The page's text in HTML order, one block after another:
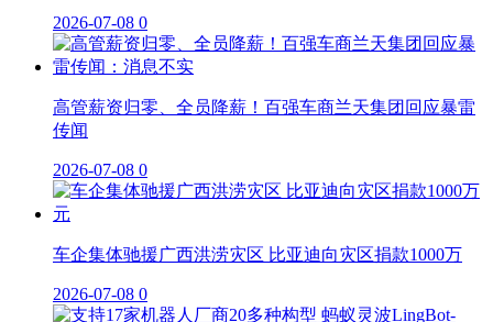
2026-07-08 0
高管薪资归零、全员降薪！百强车商兰天集团回应暴雷
传闻
2026-07-08 0
车企集体驰援广西洪涝灾区 比亚迪向灾区捐款1000万
2026-07-08 0